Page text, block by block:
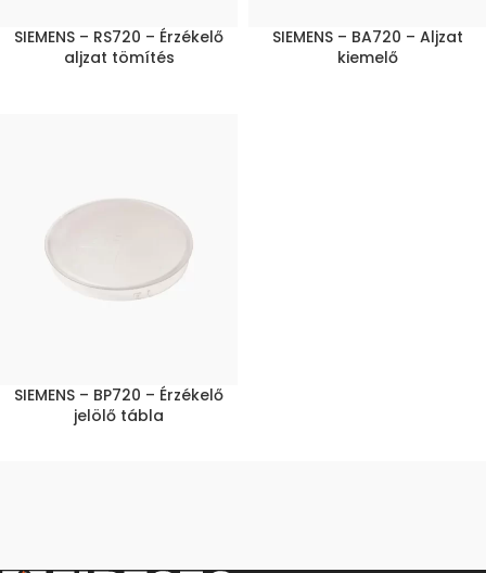
SIEMENS – RS720 – Érzékelő
aljzat tömítés
SIEMENS – BA720 – Aljzat
kiemelő
SIEMENS – BP720 – Érzékelő
jelölő tábla